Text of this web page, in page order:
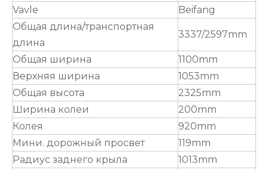
Vavle
Beifang
Общая длина/транспортная
длина
3337/2597mm
Общая ширина
1100mm
Верхняя ширина
1053mm
Общая высота
2325mm
Ширина колеи
200mm
Колея
920mm
Мини. дорожный просвет
119mm
Радиус заднего крыла
1013mm